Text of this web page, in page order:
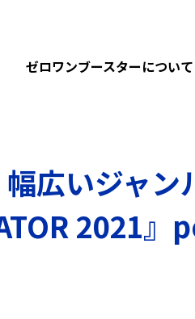
ゼロワンブースターについて
広いジャン
2021